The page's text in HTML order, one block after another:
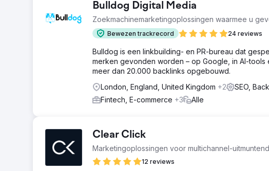
Bulldog Digital Media
Zoekmachinemarketingoplossingen waarmee u
Bewezen trackrecord 24 reviews
Bulldog is een linkbuilding- en PR-bureau dat
merken gevonden worden – op Google, in AI-
meer dan 20.000 backlinks opgebouwd.
London, England, United Kingdom +2 SEO,
Fintech, E-commerce +3 Alle
Clear Click
Marketingoplossingen voor multichannel-
12 reviews